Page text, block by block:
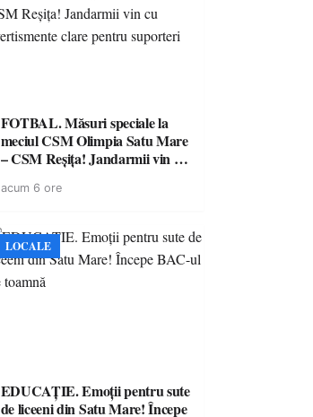
FOTBAL. Măsuri speciale la
meciul CSM Olimpia Satu Mare
– CSM Reșița! Jandarmii vin cu
suporteri
acum 6 ore
LOCALE
EDUCAȚIE. Emoții pentru sute
de liceeni din Satu Mare! Începe